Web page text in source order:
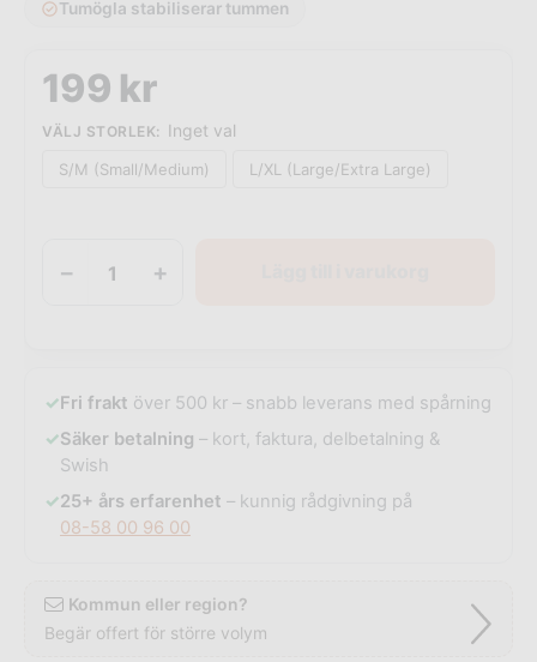
Tumögla stabiliserar tummen
199 kr
VÄLJ STORLEK: Inget val
S/M (Small/Medium) L/XL (Large/Extra Large)
− +
✓Fri frakt över 500 kr – snabb leverans med spårning
✓Säker betalning – kort, faktura, delbetalning &
Swish
✓25+ års erfarenhet – kunnig rådgivning på
08-58 00 96 00
Kommun eller region?
Begär offert för större volym